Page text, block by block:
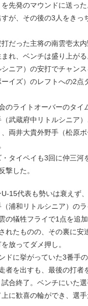
先発のマウンドに送っ
が、その後の3人をきっ
だった主将の南雲壱太
れ、ベンチは盛り上が
ニア）の安打でチャン
イズ）のレフトへの2点
のライトオーバーのタイ
武蔵府中リトルシニア
、両井大貴外野手（松原
タイペイも3回に仲三河
撃した。
15代表も勢いは衰えず
浦和リトルシニア）の
の犠牲フライで1点を追
れたものの、その裏に安
放ってダメ押し。
ドに挙がっていた3番手
者を出すも、最後の打者
合終了。ベンチにいた選
に歓喜の輪ができ、選